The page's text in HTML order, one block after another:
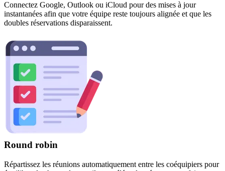
Connectez Google, Outlook ou iCloud pour des mises à jour
instantanées afin que votre équipe reste toujours alignée et que les
doubles réservations disparaissent.
Round robin
Répartissez les réunions automatiquement entre les coéquipiers pour